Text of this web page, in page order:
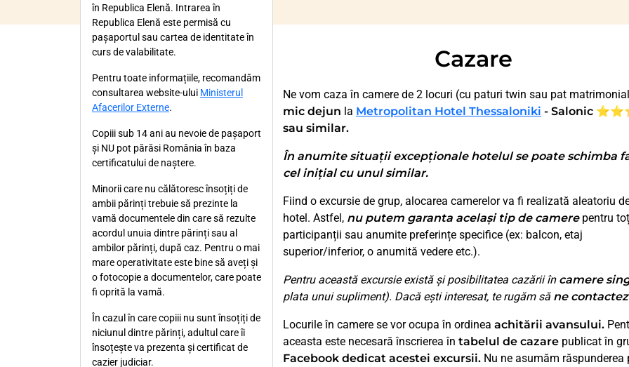
în Republica Elenă. Intrarea în
Republica Elenă este permisă cu
pașaportul sau cartea de identitate în
curs de valabilitate.
Pentru toate informațiile, recomandăm
consultarea website-ului Ministerul
Afacerilor Externe.
Copiii sub 14 ani au nevoie de pașaport
și NU pot părăsi România în baza
certificatului de naștere.
Minorii care nu călătoresc însoțiți de
ambii părinți trebuie să prezinte la
vamă documentele din care să rezulte
acordul unuia dintre părinți sau al
ambilor părinți, după caz. Pentru o mai
mare operativitate este bine să aveți și
o fotocopie a documentelor, care poate
fi oprită la vamă.
În cazul în care copiii nu sunt însoțiți de
niciunul dintre părinți, adultul care îi
însoțește va prezenta și certificat de
cazier judiciar.
Cazare
Ne vom caza în camere de 2 locuri (cu paturi twin sau pat
mic dejun la Metropolitan Hotel Thessaloniki - Salonic
sau similar.
În anumite situații excepționale hotelul se poate schimba
cel inițial cu unul similar.
Fiind o excursie de grup, alocarea camerelor va fi realizată aleatoriu
hotel. Astfel, nu putem garanta același tip de camerepentru
participanții sau anumite preferințe specifice (ex: balcon, etaj
superior/inferior, o anumită vedere etc.).
Pentru această excursie există și posibilitatea cazării în camere
plata unui supliment). Dacă ești interesat, te rugăm să ne
Locurile în camere se vor ocupa în ordinea achitării avansului.
aceasta este necesară înscrierea în tabelul de cazare publicat în
Facebook dedicat acestei excursii. Nu ne asumăm răspunderea